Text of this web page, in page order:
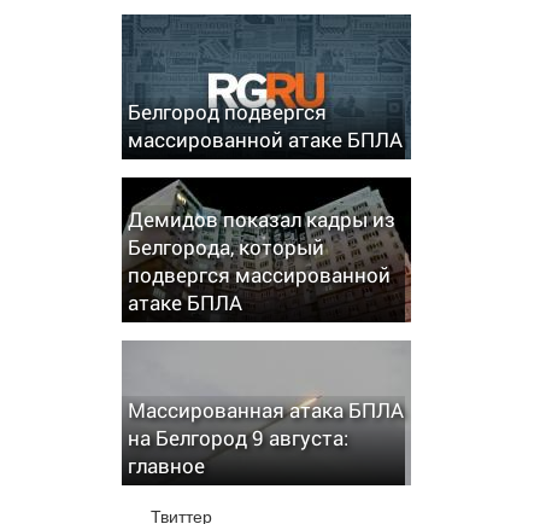
Белгород подвергся
массированной атаке БПЛА
Демидов показал кадры из
Белгорода, который
подвергся массированной
атаке БПЛА
Массированная атака БПЛА
на Белгород 9 августа:
главное
Твиттер